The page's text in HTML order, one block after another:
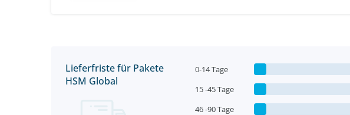
Lieferfriste für Pakete
HSM Global
0-14 Tage
15 -45 Tage
46 -90 Tage